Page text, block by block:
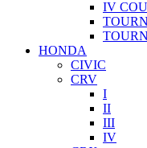
IV
HONDA
CIVIC
CRV
I
II
III
IV